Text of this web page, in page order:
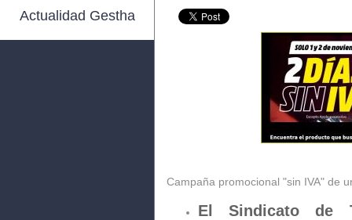
Actualidad Gestha
Campaña promocional "sin IVA" de
El Sindicato de